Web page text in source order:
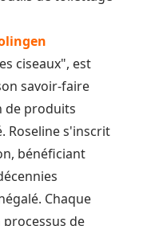
ciseaux", est
savoir-faire
de produits
Roseline s'inscrit
bénéficiant
Chaque
processus de